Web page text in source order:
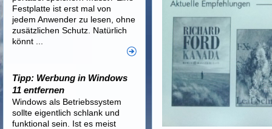
Festplatte ist erst mal von
jedem Anwender zu lesen, ohne
zusätzlichen Schutz. Natürlich
könnt ...
Tipp: Werbung in Windows
11 entfernen
Windows als Betriebssystem
sollte eigentlich schlank und
funktional sein. Ist es meist